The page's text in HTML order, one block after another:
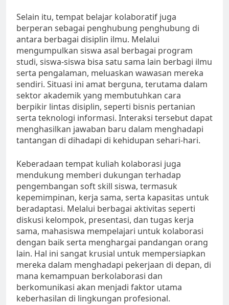
Selain itu, tempat belajar kolaboratif juga
berperan sebagai penghubung penghubung di
antara berbagai disiplin ilmu. Melalui
mengumpulkan siswa asal berbagai program
studi, siswa-siswa bisa satu sama lain berbagi ilmu
serta pengalaman, meluaskan wawasan mereka
sendiri. Situasi ini amat berguna, terutama dalam
sektor akademik yang membutuhkan cara
berpikir lintas disiplin, seperti bisnis pertanian
serta teknologi informasi. Interaksi tersebut dapat
menghasilkan jawaban baru dalam menghadapi
tantangan di dihadapi di kehidupan sehari-hari.
Keberadaan tempat kuliah kolaborasi juga
mendukung memberi dukungan terhadap
pengembangan soft skill siswa, termasuk
kepemimpinan, kerja sama, serta kapasitas untuk
beradaptasi. Melalui berbagai aktivitas seperti
diskusi kelompok, presentasi, dan tugas kerja
sama, mahasiswa mempelajari untuk kolaborasi
dengan baik serta menghargai pandangan orang
lain. Hal ini sangat krusial untuk mempersiapkan
mereka dalam menghadapi pekerjaan di depan, di
mana kemampuan berkolaborasi dan
berkomunikasi akan menjadi faktor utama
keberhasilan di lingkungan profesional.